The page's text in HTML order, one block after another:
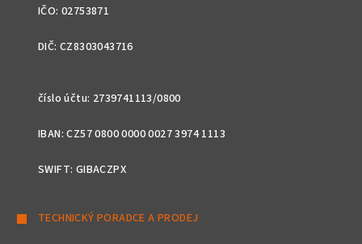
IČO: 02753871
DIČ: CZ8303043716
číslo účtu: 2739741113/0800
IBAN: CZ57 0800 0000 0027 3974 1113
SWIFT: GIBACZPX
TECHNICKÝ PORADCE A PRODEJ